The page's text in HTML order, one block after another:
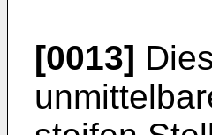
[0013]